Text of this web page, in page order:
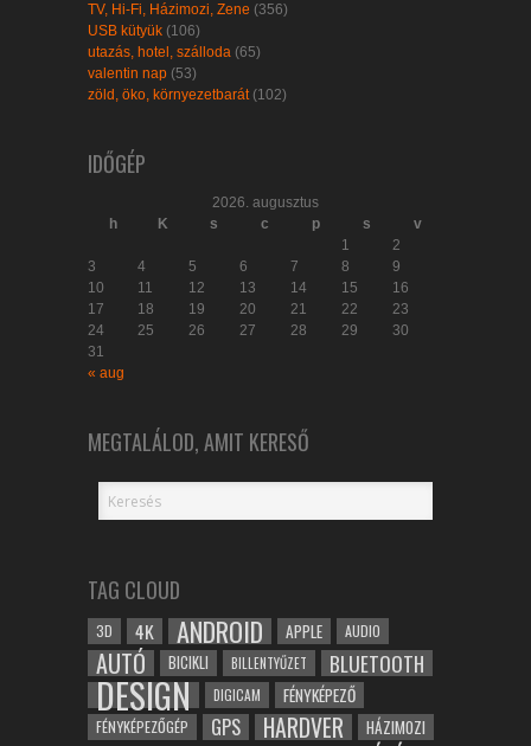
TV, Hi-Fi, Házimozi, Zene (356)
USB kütyük (106)
utazás, hotel, szálloda (65)
valentin nap (53)
zöld, öko, környezetbarát(102)
IDŐGÉP
2026. augusztus
h
K s c p s
v
1
2
3
4 5 6 7 8
9
10
11 12 13 14 15
16
17
18 19 20 21 22
23
24
25 26 27 28 29
30
31
« aug
MEGTALÁLOD, AMIT KERESŐ
TAG CLOUD
3D 4K ANDROID APPLE AUDIO
AUTÓ BICIKLI BILLENTYŰZET BLUETOOTH
DESIGN DIGICAM FÉNYKÉPEZŐ
FÉNYKÉPEZŐGÉP GPS HARDVER HÁZIMOZI